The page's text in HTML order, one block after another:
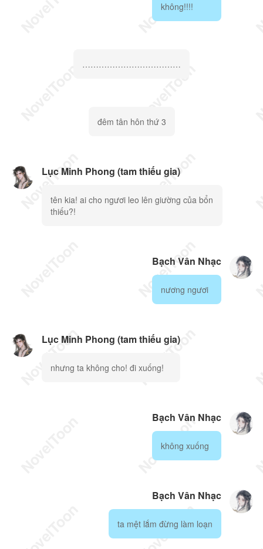
không!!!!
………………………………
đêm tân hôn thứ 3
Lục Minh Phong (tam thiếu gia)
tên kia! ai cho ngươi leo lên giường của bổn
thiếu?!
Bạch Vân Nhạc
nương ngươi
Lục Minh Phong (tam thiếu gia)
nhưng ta không cho! đi xuống!
Bạch Vân Nhạc
không xuống
Bạch Vân Nhạc
ta mệt lắm đừng làm loạn